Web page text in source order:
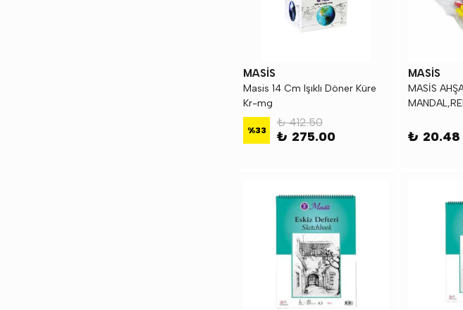
MASİS
Masis 14 Cm Işıklı Döner Küre
Kr-mg
%33
₺ 412.50
₺ 275.00
MASİS
MASİS
₺ 20.48